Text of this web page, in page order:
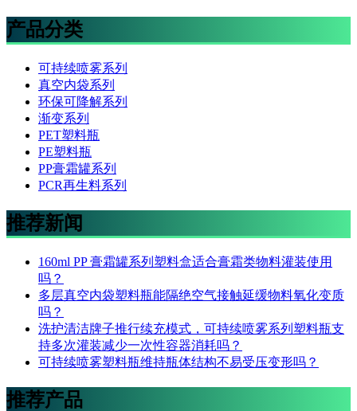
产品分类
可持续喷雾系列
真空内袋系列
环保可降解系列
渐变系列
PET塑料瓶
PE塑料瓶
PP膏霜罐系列
PCR再生料系列
推荐新闻
160ml PP 膏霜罐系列塑料盒适合膏霜类物料灌装使用
吗？
多层真空内袋塑料瓶能隔绝空气接触延缓物料氧化变质
吗？
洗护清洁牌子推行续充模式，可持续喷雾系列塑料瓶支
持多次灌装减少一次性容器消耗吗？
可持续喷雾塑料瓶维持瓶体结构不易受压变形吗？
推荐产品